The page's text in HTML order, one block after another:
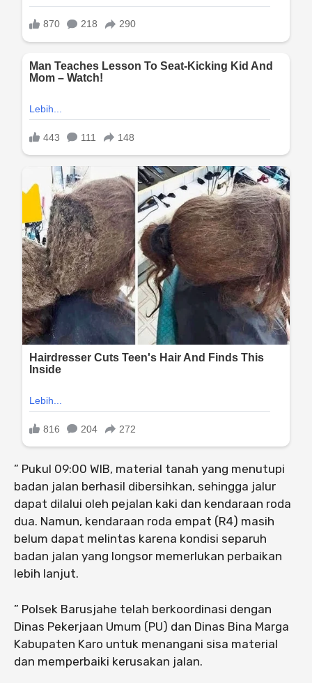
” Pukul 09:00 WIB, material tanah yang menutupi
badan jalan berhasil dibersihkan, sehingga jalur
dapat dilalui oleh pejalan kaki dan kendaraan roda
dua. Namun, kendaraan roda empat (R4) masih
belum dapat melintas karena kondisi separuh
badan jalan yang longsor memerlukan perbaikan
lebih lanjut.
” Polsek Barusjahe telah berkoordinasi dengan
Dinas Pekerjaan Umum (PU) dan Dinas Bina Marga
Kabupaten Karo untuk menangani sisa material
dan memperbaiki kerusakan jalan.